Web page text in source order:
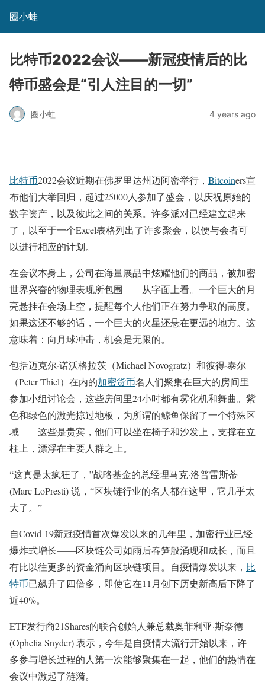
圈小蛙
比特币2022会议——新冠疫情后的比
特币盛会是“引人注目的一切”
圈小蛙 4 years ago
比特币2022会议近期在佛罗里达州迈阿密举行， Bitcoiners宣
布他们大举回归，超过25000人参加了盛会，以庆祝原始的
数字资产，以及彼此之间的关系。许多派对已经建立起来
了，以至于一个Excel表格列出了许多聚会，以便与会者可
以进行相应的计划。
在会议本身上，公司在海量展品中炫耀他们的商品，被加密
世界兴奋的物理表现所包围——从字面上看。一个巨大的月
亮悬挂在会场上空，提醒每个人他们正在努力争取的高度。
如果这还不够的话，一个巨大的火星还悬在更远的地方。这
意味着：向月球冲击，机会是无限的。
包括迈克尔·诺沃格拉茨（Michael Novogratz）和彼得·泰尔
（Peter Thiel）在内的加密货币名人们聚集在巨大的房间里
参加小组讨论会，这些房间里24小时都有雾化机和舞曲。紫
色和绿色的激光掠过地板，为所谓的鲸鱼保留了一个特殊区
域——这些是贵宾，他们可以坐在椅子和沙发上，支撑在立
柱上，漂浮在主要人群之上。
“这真是太疯狂了，”战略基金的总经理马克·洛普雷斯蒂
(Marc LoPresti) 说，“区块链行业的名人都在这里，它几乎太
大了。”
自Covid-19新冠疫情首次爆发以来的几年里，加密行业已经
爆炸式增长——区块链公司如雨后春笋般涌现和成长，而且
有比以往更多的资金涌向区块链项目。自疫情爆发以来， 比
特币已飙升了四倍多，即使它在11月创下历史新高后下降了
近40%。
ETF发行商21Shares的联合创始人兼总裁奥菲利亚·斯奈德
(Ophelia Snyder) 表示，今年是自疫情大流行开始以来，许
多参与增长过程的人第一次能够聚集在一起，他们的热情在
会议中激起了涟漪。